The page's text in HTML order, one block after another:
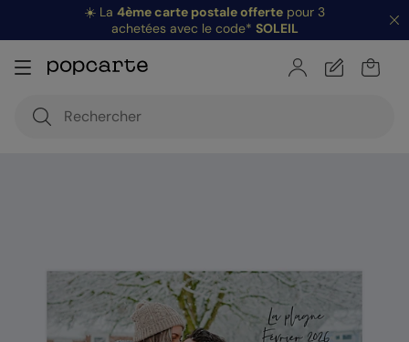
☀️ La 4ème carte postale offerte pour 3
achetées avec le code* SOLEIL